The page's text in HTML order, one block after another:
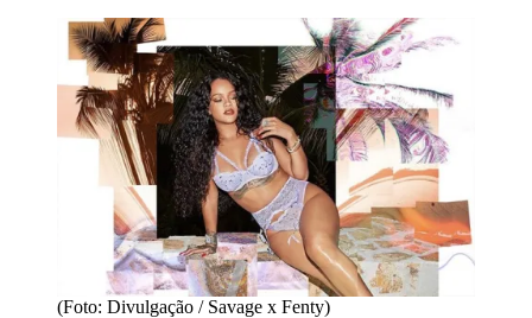
(Foto: Divulgação / Savage x Fenty)